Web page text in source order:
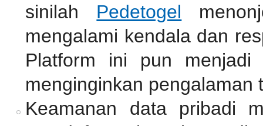
sinilah Pedetogel
mengalami kendala dan
Platform ini pun
menginginkan pengalaman
Keamanan data pribadi